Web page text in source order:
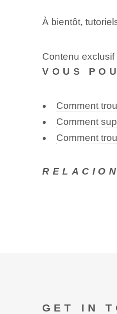
À bientôt,
Contenu
VOUS
Comment
Comment
Comment
GET IN